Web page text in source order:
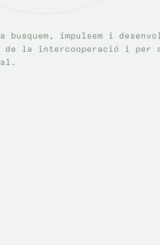
busquem, impulsem i
de la intercooperació i per